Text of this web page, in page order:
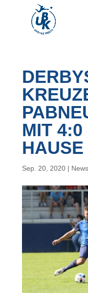
MIT 4:0
HAUSE
Sep. 20, 2020| News